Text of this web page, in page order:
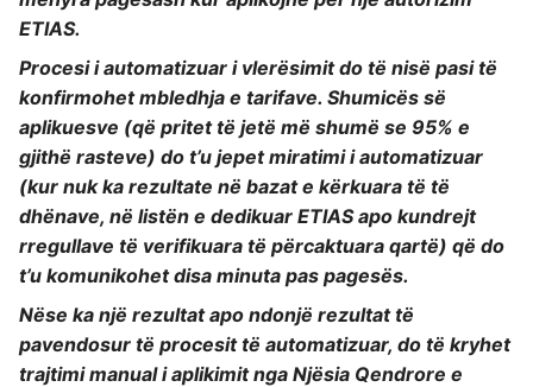
ETIAS.
Procesi i automatizuar i vlerësimit do të nisë pasi të
konfirmohet mbledhja e tarifave. Shumicës së
aplikuesve (që pritet të jetë më shumë se 95% e
gjithë rasteve) do t’u jepet miratimi i automatizuar
(kur nuk ka rezultate në bazat e kërkuara të të
dhënave, në listën e dedikuar ETIAS apo kundrejt
rregullave të verifikuara të përcaktuara qartë) që do
t’u komunikohet disa minuta pas pagesës.
Nëse ka një rezultat apo ndonjë rezultat të
pavendosur të procesit të automatizuar, do të kryhet
trajtimi manual i aplikimit nga Njësia Qendrore e